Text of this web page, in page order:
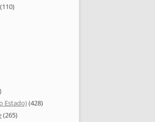
(110)
Estado)(428)
(265)